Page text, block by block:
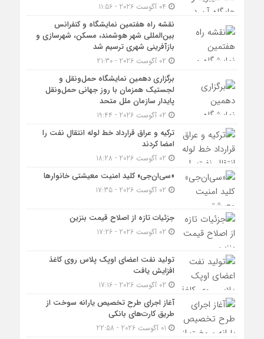
نقشه راه هفتمین نمایشگاه و کنفرانس
بین‌المللی شهر هوشمند، مسکن، شهرسازی و
بازآفرینی شهری ترسیم شد
برگزاری دهمین نمایشگاه حمل‌ونقل و
لجستیک همزمان با روز جهانی حمل‌ونقل
پایدار سازمان ملل متحد
ترکیه و عراق قرارداد خط لوله انتقال نفت را
امضا کردند
«سی‌ان‌جی» کلید امنیت معیشتی خانوارها
جزئیات تازه از اصلاح قیمت بنزین
تولید نفت اعضای اوپک پلاس روی کاغذ
افزایش یافت
آغاز اجرای طرح تخصیص یارانه سوخت از
طریق کارت‌های بانکی